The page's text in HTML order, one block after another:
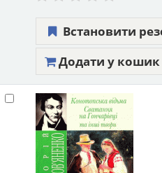
Встановити
Додати у кошик